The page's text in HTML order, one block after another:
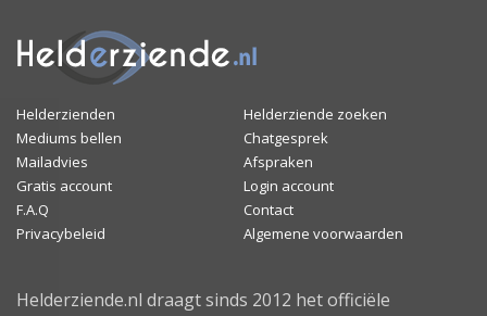
Helderzienden
Helderziende zoeken
Mediums bellen
Chatgesprek
Mailadvies
Afspraken
Gratis account
Login account
F.A.Q
Contact
Privacybeleid
Algemene voorwaarden
Helderziende.nl draagt sinds 2012 het officiële